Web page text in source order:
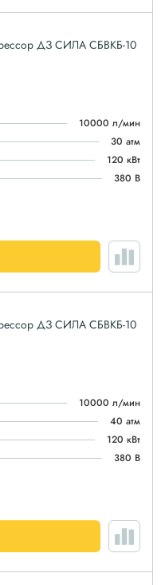
ДЗ СИЛА СБВКБ-10
10000 л/мин
30 атм
120 кВт
380 В
ДЗ СИЛА СБВКБ-10
10000 л/мин
40 атм
120 кВт
380 В